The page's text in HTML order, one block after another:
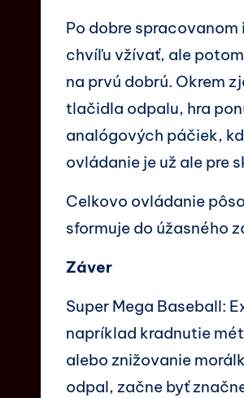
Po dobre
chvíľu vžívať, ale
na prvú dobrú. Okrem
tlačidla odpalu, hra
analógových páčiek,
ovládanie je už ale pre
Celkovo ovládanie
sformuje do úžasného
Záver
Super Mega Baseball:
napríklad kradnutie
alebo znižovanie
odpal, začne byť